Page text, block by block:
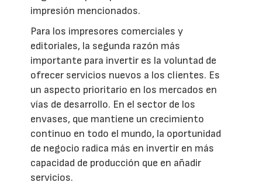
impresión mencionados.
Para los impresores comerciales y
editoriales, la segunda razón más
importante para invertir es la voluntad de
ofrecer servicios nuevos a los clientes. Es
un aspecto prioritario en los mercados en
vías de desarrollo. En el sector de los
envases, que mantiene un crecimiento
continuo en todo el mundo, la oportunidad
de negocio radica más en invertir en más
capacidad de producción que en añadir
servicios.